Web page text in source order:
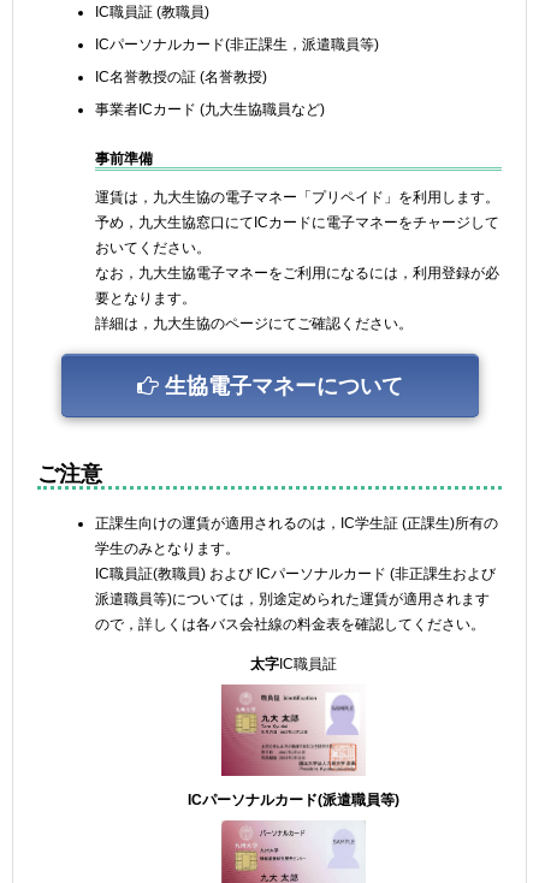
IC職員証 (教職員)
ICパーソナルカード(非正課生，派遣職員等)
IC名誉教授の証 (名誉教授)
事業者ICカード (九大生協職員など)
事前準備
運賃は，九大生協の電子マネー「プリペイド」を利用します。
予め，九大生協窓口にてICカードに電子マネーをチャージして
おいてください。
なお，九大生協電子マネーをご利用になるには，利用登録が必
要となります。
詳細は，九大生協のページにてご確認ください。
生協電子マネーについて
ご注意
正課生向けの運賃が適用されるのは，IC学生証 (正課生)所有の
学生のみとなります。
IC職員証(教職員) および ICパーソナルカード (非正課生および
派遣職員等)については，別途定められた運賃が適用されます
ので，詳しくは各バス会社線の料金表を確認してください。
太字 IC職員証
ICパーソナルカード(派遣職員等)